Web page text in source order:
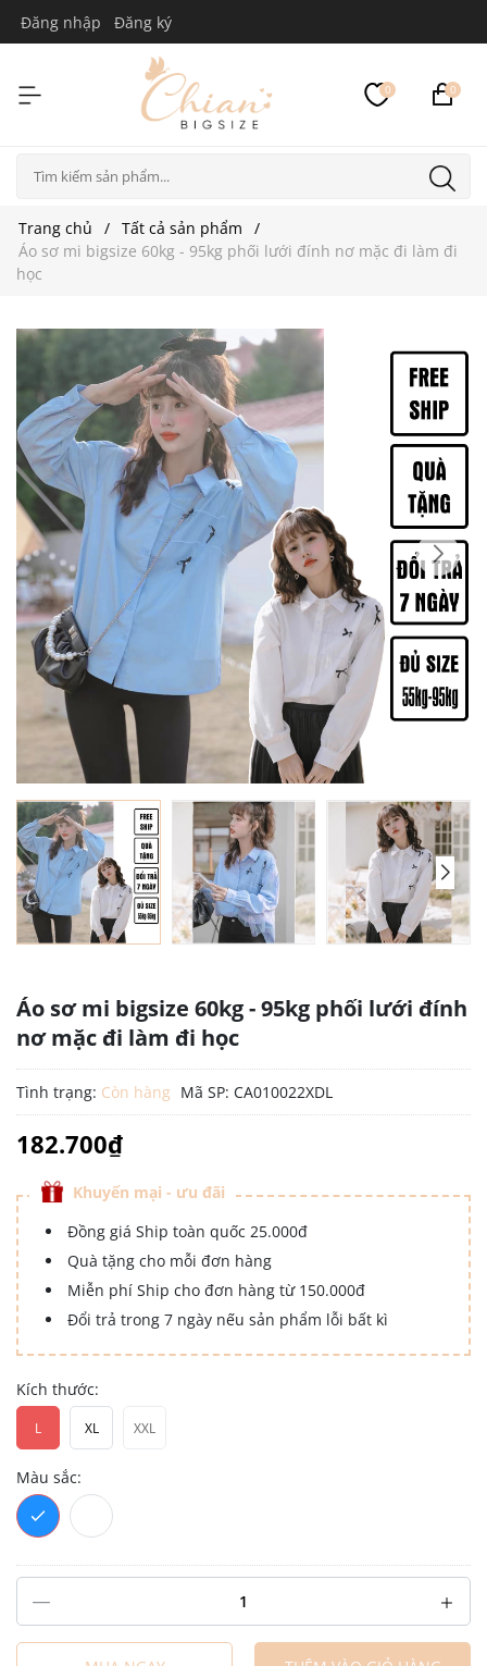
Đăng nhập Đăng ký
0 0
Trang chủ
Tất cả sản phẩm
Áo sơ mi bigsize 60kg - 95kg phối lưới đính nơ mặc đi làm đi
học
Áo sơ mi bigsize 60kg - 95kg phối lưới đính
nơ mặc đi làm đi học
Tình trạng: Còn hàng Mã SP: CA010022XDL
182.700₫
Khuyến mại - ưu đãi
Đồng giá Ship toàn quốc 25.000đ
Quà tặng cho mỗi đơn hàng
Miễn phí Ship cho đơn hàng từ 150.000đ
Đổi trả trong 7 ngày nếu sản phẩm lỗi bất kì
Kích thước:
L XL XXL
Màu sắc: